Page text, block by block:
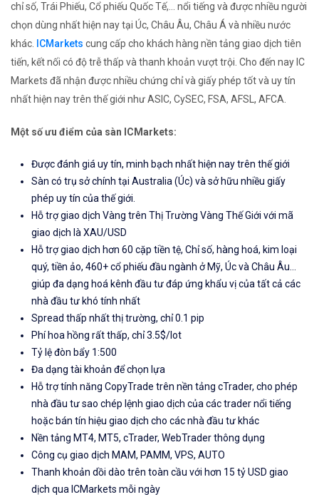
chỉ số, Trái Phiếu, Cổ phiếu Quốc Tế,... nổi tiếng và được nhiều người
chọn dùng nhất hiện nay tại Úc, Châu Âu, Châu Á và nhiều nước
khác. ICMarkets cung cấp cho khách hàng nền tảng giao dịch tiên
tiến, kết nối có độ trễ thấp và thanh khoản vượt trội. Cho đến nay IC
Markets đã nhận được nhiều chứng chỉ và giấy phép tốt và uy tín
nhất hiện nay trên thế giới như ASIC, CySEC, FSA, AFSL, AFCA.
Một số ưu điểm của sàn ICMarkets:
Được đánh giá uy tín, minh bạch nhất hiện nay trên thế giới
Sàn có trụ sở chính tại Australia (Úc) và sở hữu nhiều giấy
phép uy tín của thế giới.
Hỗ trợ giao dịch Vàng trên Thị Trường Vàng Thế Giới với mã
giao dịch là XAU/USD
Hỗ trợ giao dịch hơn 60 cặp tiền tệ, Chỉ số, hàng hoá, kim loại
quý, tiền ảo, 460+ cổ phiếu đầu ngành ở Mỹ, Úc và Châu Âu...
giúp đa dạng hoá kênh đầu tư đáp ứng khẩu vị của tất cả các
nhà đầu tư khó tính nhất
Spread thấp nhất thị trường, chỉ 0.1 pip
Phí hoa hồng rất thấp, chỉ 3.5$/lot
Tỷ lệ đòn bẩy 1:500
Đa dạng tài khoản để chọn lựa
Hỗ trợ tính năng CopyTrade trên nền tảng cTrader, cho phép
nhà đầu tư sao chép lệnh giao dịch của các trader nổi tiếng
hoặc bán tín hiệu giao dịch cho các nhà đầu tư khác
Nền tảng MT4, MT5, cTrader, WebTrader thông dụng
Công cụ giao dịch MAM, PAMM, VPS, AUTO
Thanh khoản dồi dào trên toàn cầu với hơn 15 tỷ USD giao
dịch qua ICMarkets mỗi ngày